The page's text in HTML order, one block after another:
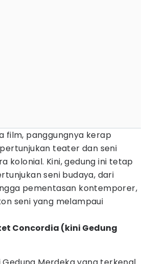
film, panggungnya kerap
teater dan seni
kolonial. Kini, gedung ini tetap
seni budaya, dari
pementasan kontemporer,
seni yang melampaui
Concordia (kini Gedung